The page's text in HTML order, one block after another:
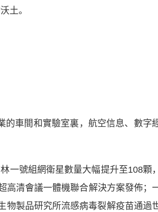
土。
車間和實驗室裏，航空信息、數字
一號組網衛星數量大幅提升至108顆
高清會議一體機聯合解決方案發佈；
物製品研究所流感病毒裂解疫苗通過